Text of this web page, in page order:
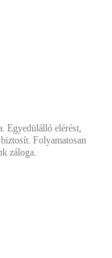
Egyedülálló elérést,
Folyamatosan
záloga.